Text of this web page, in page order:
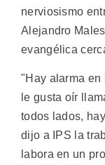
nerviosismo
Alejandro
evangélica
"Hay alarma en
le gusta oír
todos lados,
dijo a IPS la
labora en un